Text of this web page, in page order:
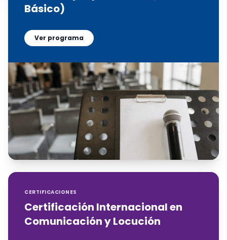
Básico)
Ver programa
CERTIFICACIONES
Certificación Internacional en
Comunicación y Locución